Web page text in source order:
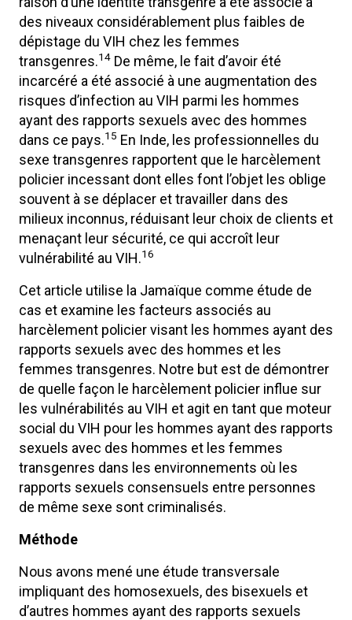
des niveaux considérablement plus faibles de
dépistage du VIH chez les femmes
transgenres.14 De même, le fait d’avoir été
incarcéré a été associé à une augmentation des
risques d’infection au VIH parmi les hommes
ayant des rapports sexuels avec des hommes
dans ce pays.15 En Inde, les professionnelles du
sexe transgenres rapportent que le harcèlement
policier incessant dont elles font l’objet les oblige
souvent à se déplacer et travailler dans des
milieux inconnus, réduisant leur choix de clients et
menaçant leur sécurité, ce qui accroît leur
vulnérabilité au VIH.16
Cet article utilise la Jamaïque comme étude de
cas et examine les facteurs associés au
harcèlement policier visant les hommes ayant des
rapports sexuels avec des hommes et les
femmes transgenres. Notre but est de démontrer
de quelle façon le harcèlement policier influe sur
les vulnérabilités au VIH et agit en tant que moteur
social du VIH pour les hommes ayant des rapports
sexuels avec des hommes et les femmes
transgenres dans les environnements où les
rapports sexuels consensuels entre personnes
de même sexe sont criminalisés.
Méthode
Nous avons mené une étude transversale
impliquant des homosexuels, des bisexuels et
d’autres hommes ayant des rapports sexuels